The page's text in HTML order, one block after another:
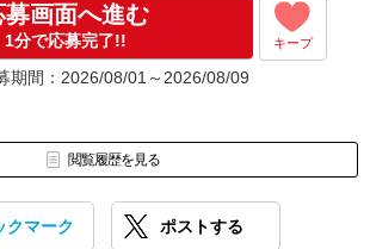
募画面へ進む
1分で応募完了!! キープ
期間：2026/08/01～2026/08/09
閲覧履歴を見る
クマーク ポストする